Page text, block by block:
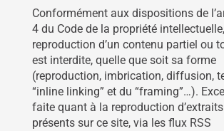
Conformément aux dispositions de
4 du Code de la propriété
reproduction d’un contenu partiel ou
est interdite, quelle que soit sa forme
(reproduction, imbrication, diffusion,
“inline linking” et du “framing”…).
faite quant à la reproduction
présents sur ce site, via les flux RSS